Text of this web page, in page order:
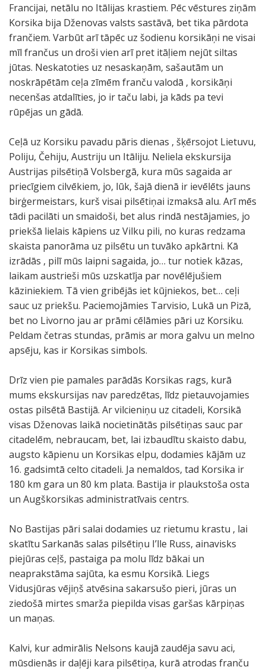
Francijai, netālu no Itālijas krastiem. Pēc vēstures ziņām
Korsika bija Dženovas valsts sastāvā, bet tika pārdota
frančiem. Varbūt arī tāpēc uz šodienu korsikāņi ne visai
mīl frančus un droši vien arī pret itāļiem nejūt siltas
jūtas. Neskatoties uz nesaskaņām, sašautām un
noskrāpētām ceļa zīmēm franču valodā , korsikāņi
necenšas atdalīties, jo ir taču labi, ja kāds pa tevi
rūpējas un gādā.
Ceļā uz Korsiku pavadu pāris dienas , šķērsojot Lietuvu,
Poliju, Čehiju, Austriju un Itāliju. Neliela ekskursija
Austrijas pilsētiņā Volsbergā, kura mūs sagaida ar
priecīgiem cilvēkiem, jo, lūk, šajā dienā ir ievēlēts jauns
birģermeistars, kurš visai pilsētiņai izmaksā alu. Arī mēs
tādi pacilāti un smaidoši, bet alus rindā nestājamies, jo
priekšā lielais kāpiens uz Vilku pili, no kuras redzama
skaista panorāma uz pilsētu un tuvāko apkārtni. Kā
izrādās , pilī mūs laipni sagaida, jo… tur notiek kāzas,
laikam austrieši mūs uzskatīja par novēlējušiem
kāziniekiem. Tā vien gribējās iet kūjniekos, bet… ceļi
sauc uz priekšu. Paciemojāmies Tarvisio, Lukā un Pizā,
bet no Livorno jau ar prāmi cēlāmies pāri uz Korsiku.
Peldam četras stundas, prāmis ar mora galvu un melno
apsēju, kas ir Korsikas simbols.
Drīz vien pie pamales parādās Korsikas rags, kurā
mums ekskursijas nav paredzētas, līdz pietauvojamies
ostas pilsētā Bastijā. Ar vilcieniņu uz citadeli, Korsikā
visas Dženovas laikā nocietinātās pilsētiņas sauc par
citadelēm, nebraucam, bet, lai izbaudītu skaisto dabu,
augsto kāpienu un Korsikas elpu, dodamies kājām uz
16. gadsimtā celto citadeli. Ja nemaldos, tad Korsika ir
180 km gara un 80 km plata. Bastija ir plaukstoša osta
un Augškorsikas administratīvais centrs.
No Bastijas pāri salai dodamies uz rietumu krastu , lai
skatītu Sarkanās salas pilsētiņu I’lle Russ, ainavisks
piejūras ceļš, pastaiga pa molu līdz bākai un
neaprakstāma sajūta, ka esmu Korsikā. Liegs
Vidusjūras vējiņš atvēsina sakarsušo pieri, jūras un
ziedošā mirtes smarža piepilda visas garšas kārpiņas
un maņas.
Kalvi, kur admirālis Nelsons kaujā zaudēja savu aci,
mūsdienās ir daļēji kara pilsētiņa, kurā atrodas franču